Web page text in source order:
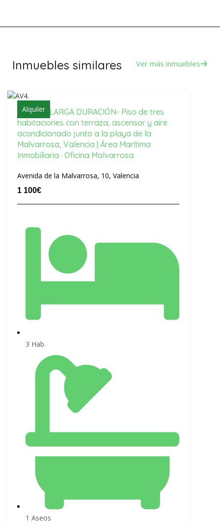
Inmuebles similares Ver más inmuebles
Alquiler
Alquiler -LARGA DURACIÓN- Piso de tres
habitaciones con terraza, ascensor y aire
acondicionado junto a la playa de la
Malvarrosa, Valencia | Área Marítima
Inmobiliaria · Oficina Malvarrosa
Avenida de la Malvarrosa, 10, Valencia
1 100€
3 Hab.
1 Aseos